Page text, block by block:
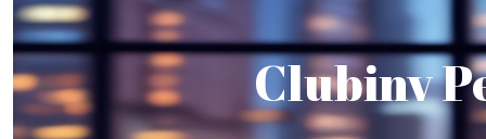
Clubinv